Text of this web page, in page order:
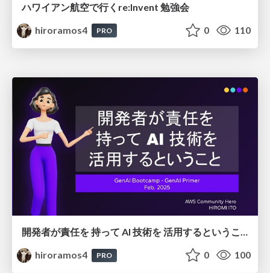
ハワイアン航空で行くre:Invent 勉強会
hiroramos4
PRO 0 110
開発者が責任を 持って AI 技術を 活用するということ
hiroramos4
PRO 0 100